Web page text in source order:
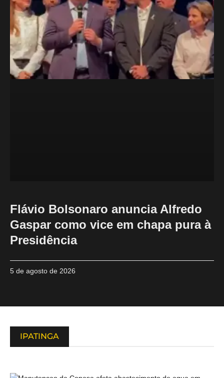
Flávio Bolsonaro anuncia Alfredo
Gaspar como vice em chapa pura à
Presidência
5 de agosto de 2026
IPATINGA